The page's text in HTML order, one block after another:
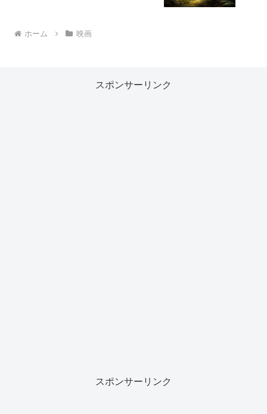
ホーム 映画
スポンサーリンク
スポンサーリンク